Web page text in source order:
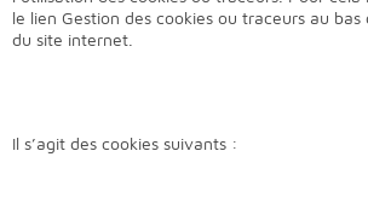
le lien Gestion des cookies ou traceurs au
du site internet.
Il s’agit des cookies suivants :